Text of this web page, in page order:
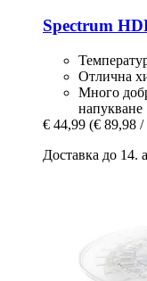
Spectrum
Отлична
Много
напукване
€ 44,99 (€ 89,98 /
Доставка до 14.